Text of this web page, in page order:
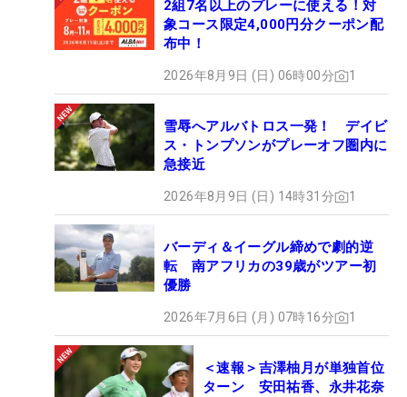
2組7名以上のプレーに使える！対
象コース限定4,000円分クーポン配
布中！
2026年8月9日 (日) 06時00分 1
雪辱へアルバトロス一発！ デイビ
ス・トンプソンがプレーオフ圏内に
急接近
2026年8月9日 (日) 14時31分 1
バーディ＆イーグル締めで劇的逆
転 南アフリカの39歳がツアー初
優勝
2026年7月6日 (月) 07時16分 1
＜速報＞吉澤柚月が単独首位
ターン 安田祐香、永井花奈